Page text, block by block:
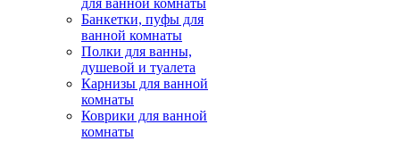
для ванной комнаты
Банкетки, пуфы для
ванной комнаты
Полки для ванны,
душевой и туалета
Карнизы для ванной
комнаты
Коврики для ванной
комнаты